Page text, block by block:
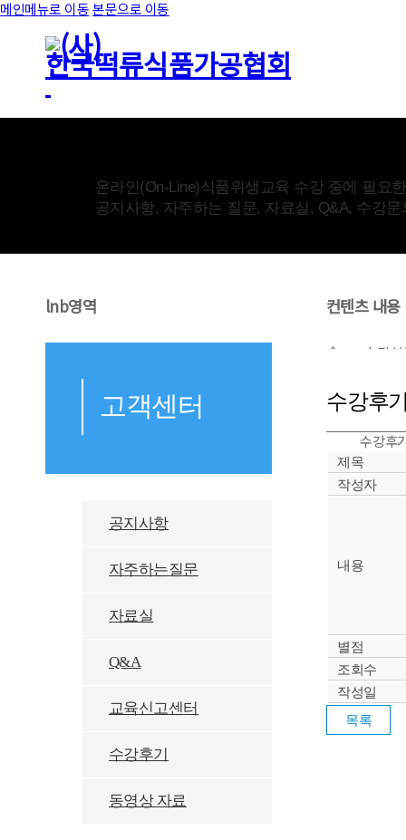
메인메뉴로 이동본문으로 이동
온라인(On-Line)식품위생교육 수강 중에 필요한
공지사항, 자주하는 질문, 자료실, Q&A, 수강
lnb영역
고객센터
공지사항
자주하는질문
자료실
Q&A
교육신고센터
수강후기
동영상 자료
컨텐츠 내용
수강
수강후
수강후
제목
작성자
내용
별점
조회수
작성일